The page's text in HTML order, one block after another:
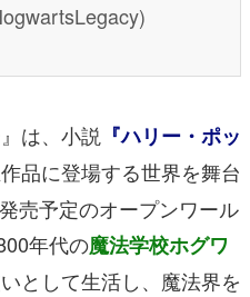
は、小説 『ハリー・ポッ
品に登場する世界を舞台
売予定のオープンワール
年代の魔法学校ホグワ
として生活し、魔法界を